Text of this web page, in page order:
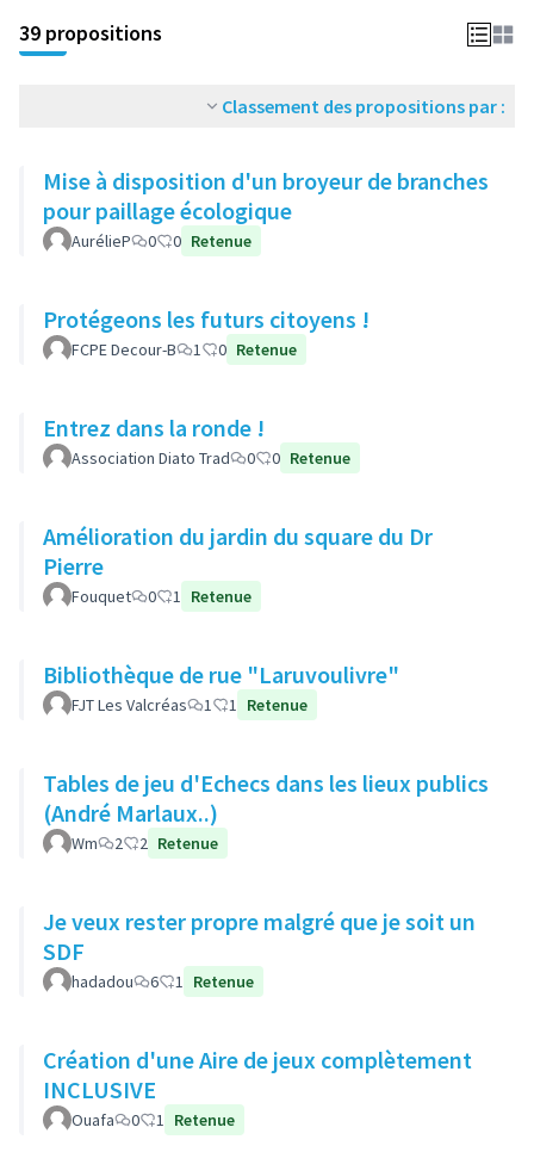
39 propositions
Classement des propositions par :
Mise à disposition d'un broyeur de branches
pour paillage écologique
AurélieP 0 0 Retenue
Protégeons les futurs citoyens !
FCPE Decour-B 1 0 Retenue
Entrez dans la ronde !
Association Diato Trad 0 0 Retenue
Amélioration du jardin du square du Dr
Pierre
Fouquet 0 1 Retenue
Bibliothèque de rue "Laruvoulivre"
FJT Les Valcréas 1 1 Retenue
Tables de jeu d'Echecs dans les lieux publics
(André Marlaux..)
Wm 2 2 Retenue
Je veux rester propre malgré que je soit un
SDF
hadadou 6 1 Retenue
Création d'une Aire de jeux complètement
INCLUSIVE
Ouafa 0 1 Retenue